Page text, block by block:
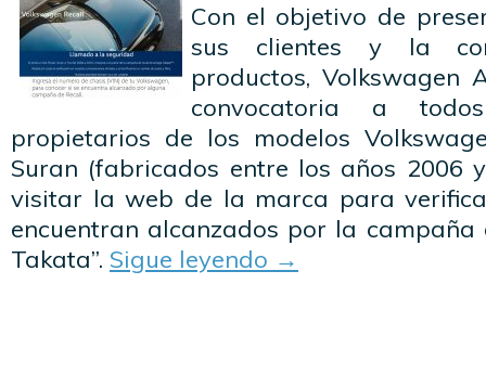
Con el objetivo de
sus clientes y la
productos, Volkswagen
convocatoria a
propietarios de los modelos
Suran (fabricados entre los años 2006
visitar la web de la marca para
encuentran alcanzados por la campaña
Takata”. Sigue leyendo →